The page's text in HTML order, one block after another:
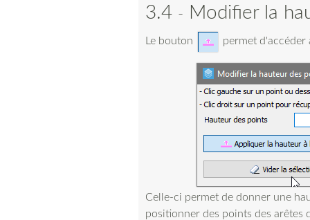
3.4 Modifier la
Le bouton permet d'accéder
Celle-ci permet de donner une
positionner des points des